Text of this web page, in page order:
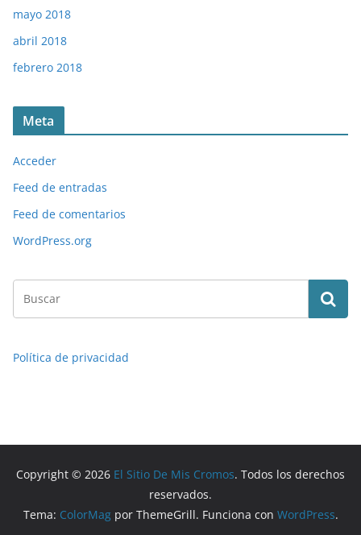
mayo 2018
abril 2018
febrero 2018
Meta
Acceder
Feed de entradas
Feed de comentarios
WordPress.org
Política de privacidad
Copyright © 2026 El Sitio De Mis Cromos. Todos los derechos
reservados.
Tema: ColorMagpor ThemeGrill. Funciona con WordPress.